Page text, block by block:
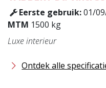
Eerste gebruik:01/
MTM 1500 kg
Luxe interieur
Ontdek alle